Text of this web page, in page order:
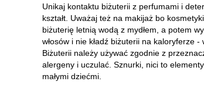
Unikaj kontaktu biżuterii z perfumami i
kształt. Uważaj też na makijaż bo
biżuterię letnią wodą z mydłem, a potem
włosów i nie kładź biżuterii na kaloryferze
Biżuterii należy używać zgodnie z
alergeny i uczulać. Sznurki, nici to
małymi dziećmi.